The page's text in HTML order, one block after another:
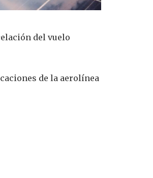
del vuelo
de la aerolínea